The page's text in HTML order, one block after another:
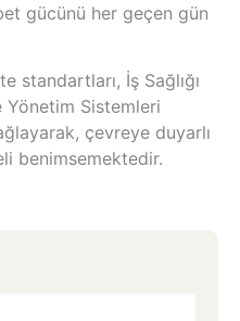
gücünü her geçen gün
standartları, İş Sağlığı
Yönetim Sistemleri
çevreye duyarlı
benimsemektedir.